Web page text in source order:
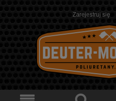
Zarejestruj się